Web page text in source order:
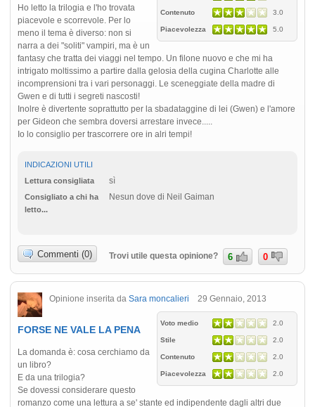
Contenuto 3.0
Piacevolezza 5.0
Ho letto la trilogia e l'ho trovata
piacevole e scorrevole. Per lo
meno il tema è diverso: non si
narra a dei "soliti" vampiri, ma è un
fantasy che tratta dei viaggi nel tempo. Un filone nuovo e che mi ha
intrigato moltissimo a partire dalla gelosia della cugina Charlotte alle
incomprensioni tra i vari personaggi. Le sceneggiate della madre di
Gwen e di tutti i segreti nascosti!
Inolre è divertente soprattutto per la sbadataggine di lei (Gwen) e l'amore
per Gideon che sembra doversi arrestare invece.....
Io lo consiglio per trascorrere ore in alri tempi!
INDICAZIONI UTILI
Lettura consigliata
sì
Consigliato a chi ha
letto...
Nesun dove di Neil Gaiman
Commenti (0) Trovi utile questa opinione? 6 0
Opinione inserita da Sara moncalieri 29 Gennaio, 2013
Voto medio 2.0
Stile 2.0
Contenuto 2.0
Piacevolezza 2.0
FORSE NE VALE LA PENA
La domanda è: cosa cerchiamo da
un libro?
E da una trilogia?
Se dovessi considerare questo
romanzo come una lettura a se' stante ed indipendente dagli altri due